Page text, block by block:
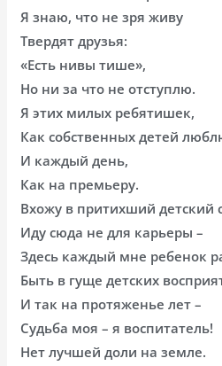
Я знаю, что не зря живу
Твердят друзья:
«Есть нивы тише»,
Но ни за что не отступлю.
Я этих милых ребятишек,
Как собственных детей
И каждый день,
Как на премьеру.
Вхожу в притихший детский
Иду сюда не для карьеры –
Здесь каждый мне ребенок
Быть в гуще детских
И так на протяженье лет –
Судьба моя – я воспитатель!
Нет лучшей доли на земле.